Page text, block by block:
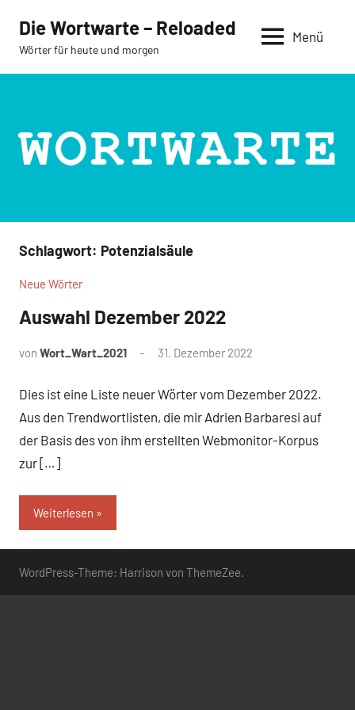
Inhalt
springen
Die Wortwarte – Reloaded
Wörter für heute und morgen
Menü
Schlagwort: Potenzialsäule
Neue Wörter
Auswahl Dezember 2022
von Wort_Wart_2021 31. Dezember 2022
Dies ist eine Liste neuer Wörter vom Dezember 2022.
Aus den Trendwortlisten, die mir Adrien Barbaresi auf
der Basis des von ihm erstellten Webmonitor-Korpus
zur […]
Weiterlesen
WordPress-Theme: Harrison von ThemeZee.